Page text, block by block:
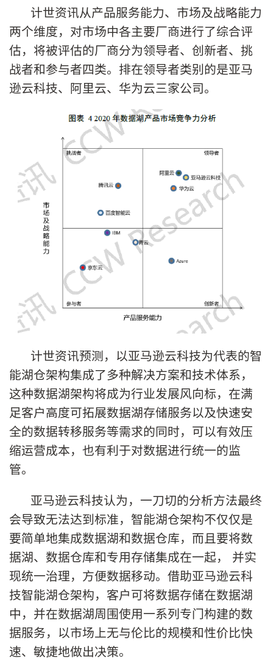
计世资讯从产品服务能力、市场及战略能力
两个维度，对市场中各主要厂商进行了综合评
估，将被评估的厂商分为领导者、创新者、挑
战者和参与者四类。排在领导者类别的是亚马
逊云科技、阿里云、华为云三家公司。
计世资讯预测，以亚马逊云科技为代表的智
能湖仓架构集成了多种解决方案和技术体系，
这种数据湖架构将成为行业发展风向标，在满
足客户高度可拓展数据湖存储服务以及快速安
全的数据转移服务等需求的同时，可以有效压
缩运营成本，也有利于对数据进行统一的监
管。
亚马逊云科技认为，一刀切的分析方法最终
会导致无法达到标准，智能湖仓架构不仅仅是
要简单地集成数据湖和数据仓库，而且要将数
据湖、数据仓库和专用存储集成在一起， 并实
现统一治理，方便数据移动。借助亚马逊云科
技智能湖仓架构，客户可将数据存储在数据湖
中，并在数据湖周围使用一系列专门构建的数
据服务，以市场上无与伦比的规模和性价比快
速、敏捷地做出决策。